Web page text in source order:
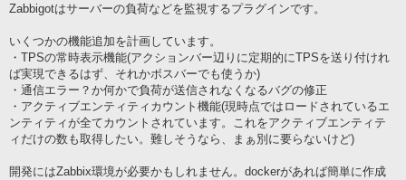
記
Zabbigotはサーバーの負荷などを監視するプラグインです。
いくつかの機能追加を計画しています。
・TPSの常時表示機能(アクションバー辺りに定期的にTPSを送り付けれ
ば実現できるはず、それかボスバーでも使うか)
・通信エラー？か何かで負荷が送信されなくなるバグの修正
・アクティブエンティティカウント機能(現時点ではロードされているエ
ンティティが全てカウントされています。これをアクティブエンティテ
ィだけの数も取得したい。難しそうなら、まぁ別に要らないけど)
開発にはZabbix環境が必要かもしれません。dockerがあれば簡単に作成